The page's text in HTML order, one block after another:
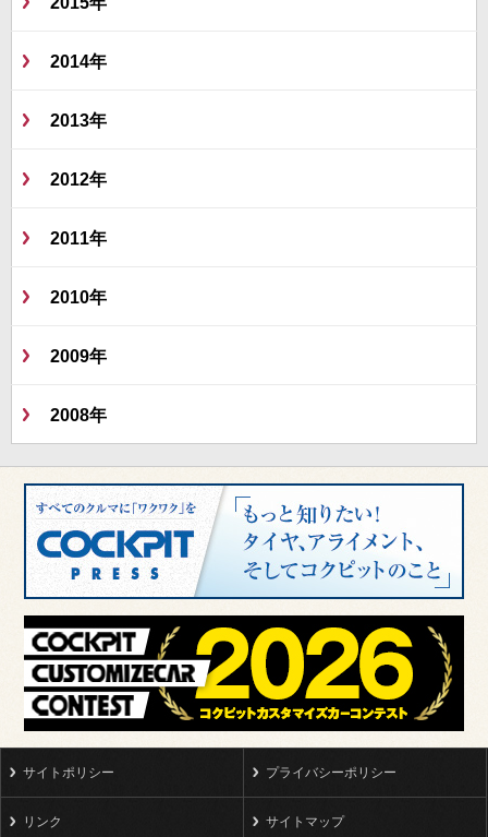
2014年
2013年
2012年
2011年
2010年
2009年
2008年
サイトポリシー プライバシーポリシー
リンク サイトマップ